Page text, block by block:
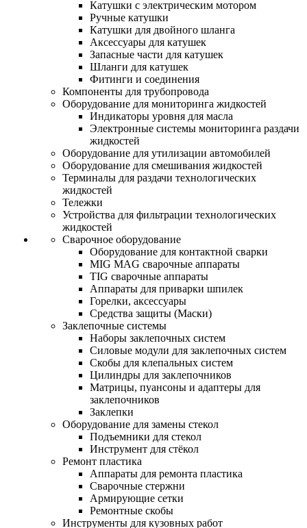
Катушки с электрическим мотором
Ручные катушки
Катушки для двойного шланга
Аксессуары для катушек
Запасные части для катушек
Шланги для катушек
Фитинги и соединения
Компоненты для трубопровода
Оборудование для мониторинга жидкостей
Индикаторы уровня для масла
Электронные системы мониторинга раздачи
жидкостей
Оборудование для утилизации автомобилей
Оборудование для смешивания жидкостей
Терминалы для раздачи технологических
жидкостей
Тележки
Устройства для фильтрации технологических
жидкостей
Сварочное оборудование
Оборудование для контактной сварки
MIG MAG сварочные аппараты
TIG сварочные аппараты
Аппараты для приварки шпилек
Горелки, аксессуары
Средства защиты (Маски)
Заклепочные системы
Наборы заклепочных систем
Силовые модули для заклепочных систем
Скобы для клепальных систем
Цилиндры для заклепочников
Матрицы, пуансоны и адаптеры для
заклепочников
Заклепки
Оборудование для замены стекол
Подъемники для стекол
Инструмент для стёкол
Ремонт пластика
Аппараты для ремонта пластика
Сварочные стержни
Армирующие сетки
Ремонтные скобы
Инструменты для кузовных работ